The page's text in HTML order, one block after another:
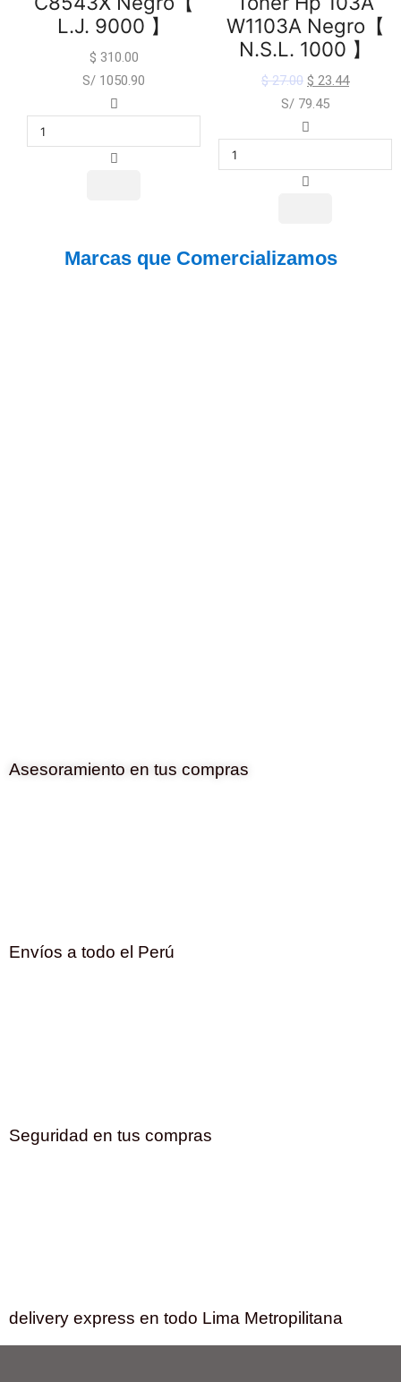
L.J. 9000 】
$ 310.00
S/ 1050.90
W1103A Negro【
N.S.L. 1000 】
$27.00 $ 23.44
S/ 79.45
Marcas que Comercializamos
Asesoramiento en tus compras
Envíos a todo el Perú
Seguridad en tus compras
delivery express en todo Lima Metropilitana